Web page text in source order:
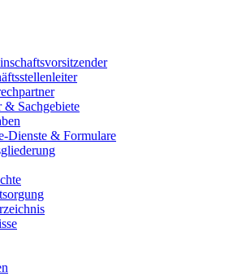
& Sachgebiete
Dienste & Formulare